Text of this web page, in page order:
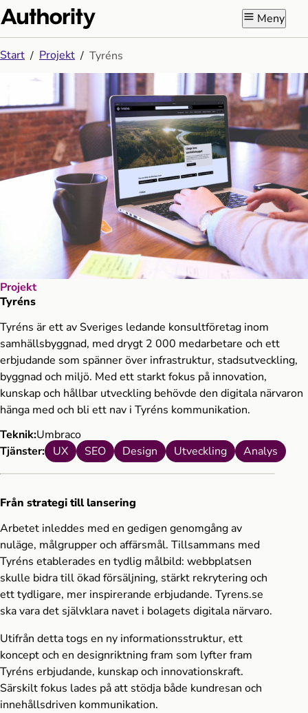
Meny
Start Projekt Tyréns
Projekt
Tyréns
Tyréns är ett av Sveriges ledande konsultföretag inom
samhällsbyggnad, med drygt 2 000 medarbetare och ett
erbjudande som spänner över infrastruktur, stadsutveckling,
byggnad och miljö. Med ett starkt fokus på innovation,
kunskap och hållbar utveckling behövde den digitala närvaron
hänga med och bli ett nav i Tyréns kommunikation.
Teknik:Umbraco
Tjänster: UX SEO Design Utveckling Analys
Från strategi till lansering
Arbetet inleddes med en gedigen genomgång av
nuläge, målgrupper och affärsmål. Tillsammans med
Tyréns etablerades en tydlig målbild: webbplatsen
skulle bidra till ökad försäljning, stärkt rekrytering och
ett tydligare, mer inspirerande erbjudande. Tyrens.se
ska vara det självklara navet i bolagets digitala närvaro.
Utifrån detta togs en ny informationsstruktur, ett
koncept och en designriktning fram som lyfter fram
Tyréns erbjudande, kunskap och innovationskraft.
Särskilt fokus lades på att stödja både kundresan och
innehållsdriven kommunikation.